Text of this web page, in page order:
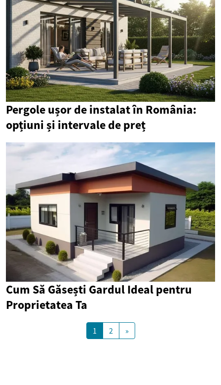
Pergole ușor de instalat în România:
opțiuni și intervale de preț
Cum Să Găsești Gardul Ideal pentru
Proprietatea Ta
1 2 »